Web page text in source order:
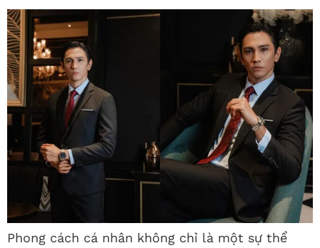
Phong cách cá nhân không chỉ là một sự thể